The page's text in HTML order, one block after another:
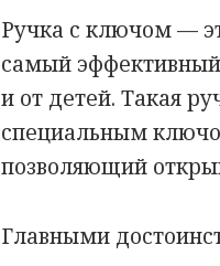
Ручка с ключом —
самый
и от детей. Такая
специальным
позволяющий
Главными